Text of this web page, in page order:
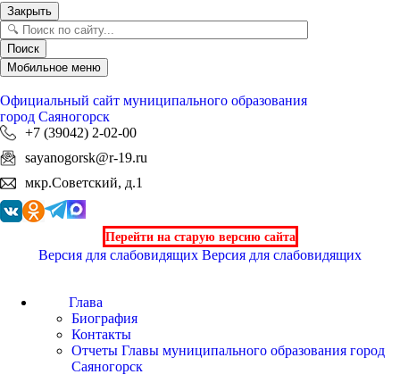
Закрыть
Поиск
Мобильное меню
Официальный сайт муниципального образования
город Саяногорск
+7 (39042) 2-02-00
sayanogorsk@r-19.ru
мкр.Советский, д.1
Перейти на старую версию сайта
Версия для слабовидящих Версия для слабовидящих
Глава
Биография
Контакты
Отчеты Главы муниципального образования город
Саяногорск